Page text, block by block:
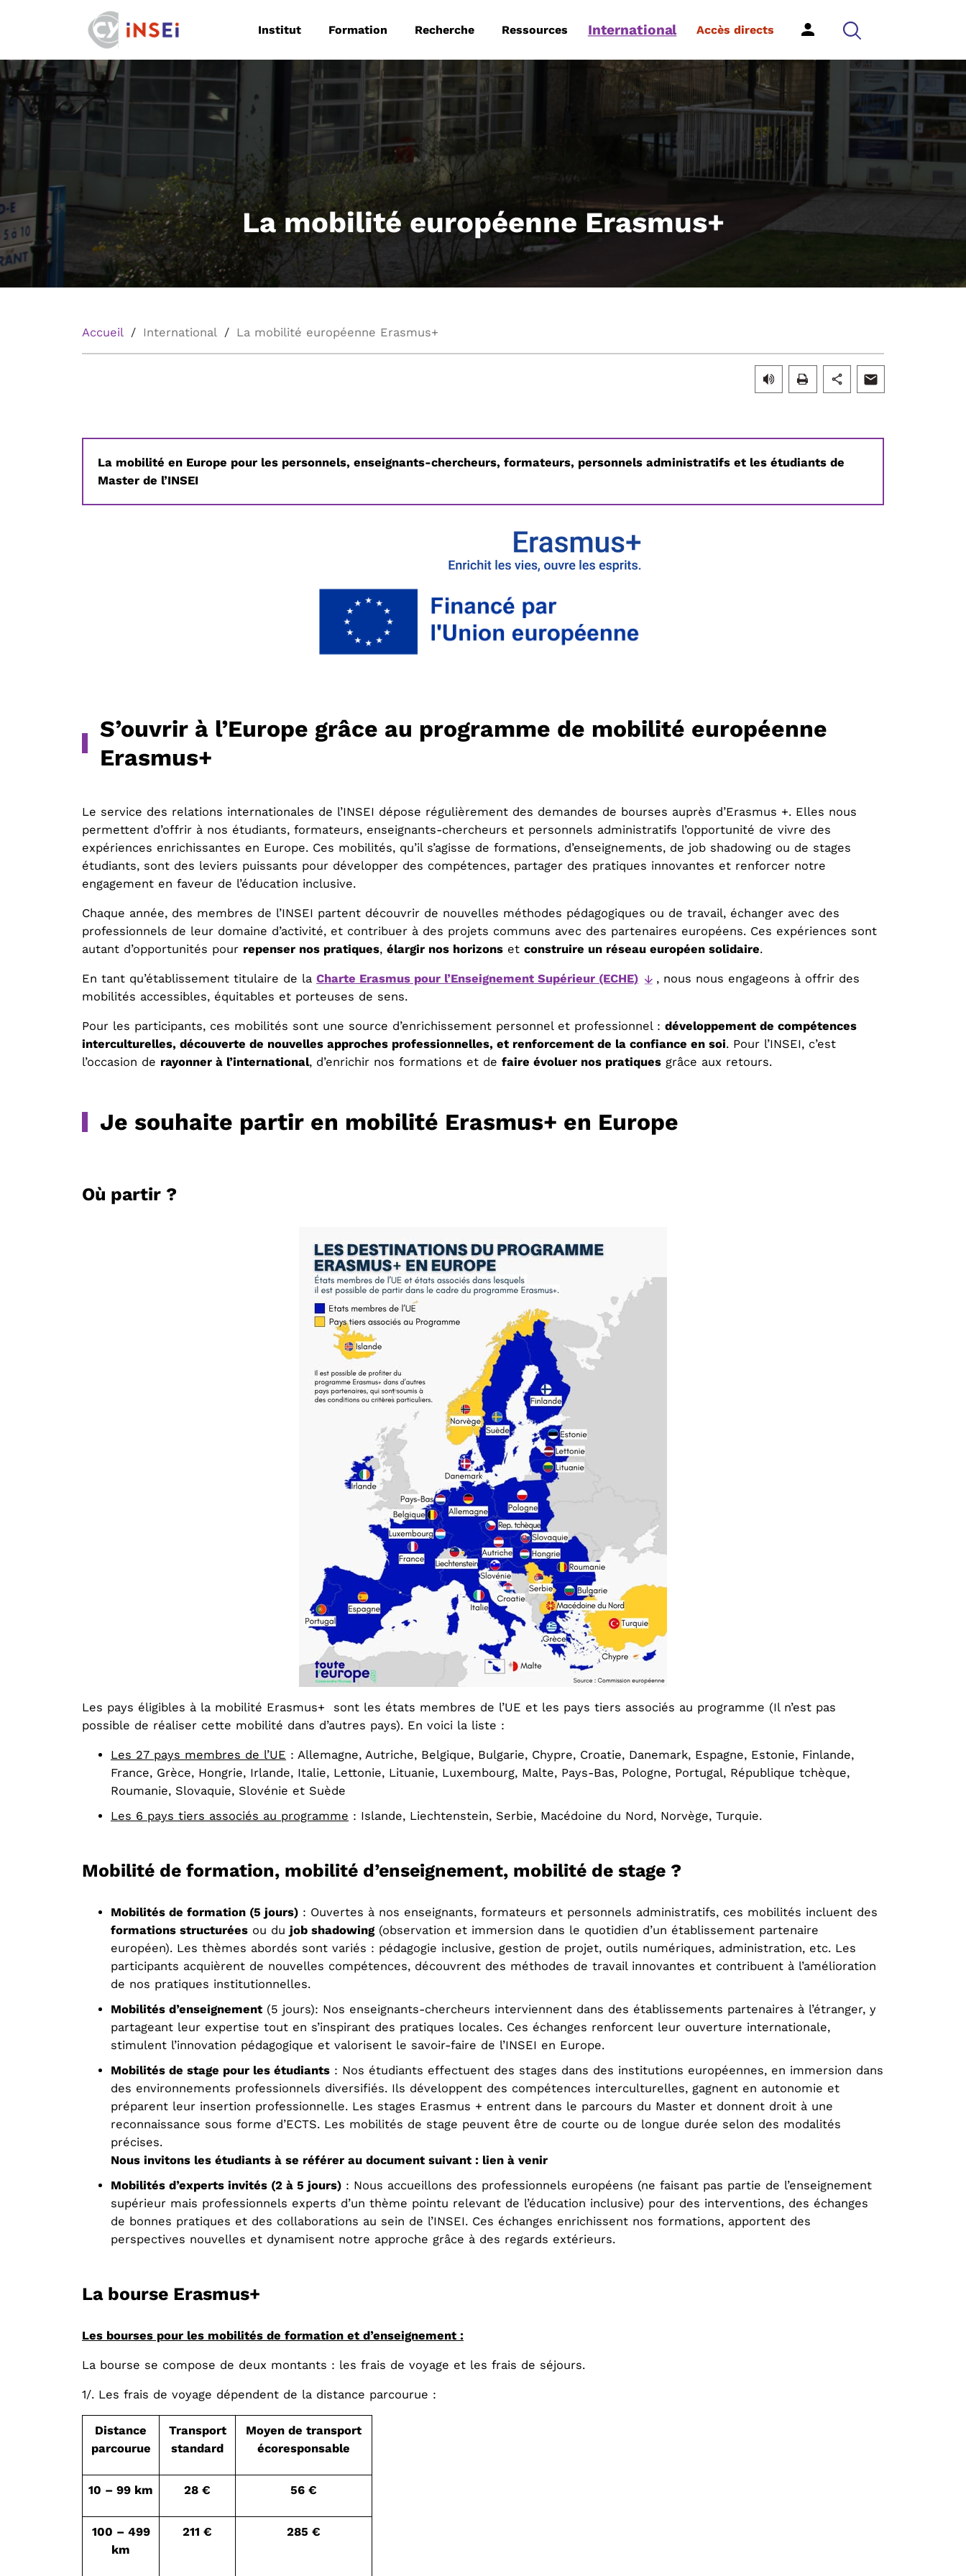
Institut Formation Recherche Ressources International Accès directs
La mobilité européenne Erasmus+
Accueil International La mobilité européenne Erasmus+
La mobilité en Europe pour les personnels, enseignants-chercheurs, formateurs, personnels administratifs et les étudiants de
Master de l’INSEI
S’ouvrir à l’Europe grâce au programme de mobilité européenne
Erasmus+
Le service des relations internationales de l’INSEI dépose régulièrement des demandes de bourses auprès d’Erasmus +. Elles nous
permettent d’offrir à nos étudiants, formateurs, enseignants-chercheurs et personnels administratifs l’opportunité de vivre des
expériences enrichissantes en Europe. Ces mobilités, qu’il s’agisse de formations, d’enseignements, de job shadowing ou de stages
étudiants, sont des leviers puissants pour développer des compétences, partager des pratiques innovantes et renforcer notre
engagement en faveur de l’éducation inclusive.
Chaque année, des membres de l’INSEI partent découvrir de nouvelles méthodes pédagogiques ou de travail, échanger avec des
professionnels de leur domaine d’activité, et contribuer à des projets communs avec des partenaires européens. Ces expériences sont
autant d’opportunités pour repenser nos pratiques, élargir nos horizons et construire un réseau européen solidaire.
En tant qu’établissement titulaire de la Charte Erasmus pour l’Enseignement Supérieur (ECHE)
, nous nous engageons à offrir des
mobilités accessibles, équitables et porteuses de sens.
Pour les participants, ces mobilités sont une source d’enrichissement personnel et professionnel : développement de compétences
interculturelles, découverte de nouvelles approches professionnelles, et renforcement de la confiance en soi. Pour l’INSEI, c’est
l’occasion de rayonner à l’international, d’enrichir nos formations et de faire évoluer nos pratiques grâce aux retours.
Je souhaite partir en mobilité Erasmus+ en Europe
Où partir ?
Les pays éligibles à la mobilité Erasmus+ sont les états membres de l’UE et les pays tiers associés au programme (Il n’est pas
possible de réaliser cette mobilité dans d’autres pays). En voici la liste :
Les 27 pays membres de l’UE : Allemagne, Autriche, Belgique, Bulgarie, Chypre, Croatie, Danemark, Espagne, Estonie, Finlande,
France, Grèce, Hongrie, Irlande, Italie, Lettonie, Lituanie, Luxembourg, Malte, Pays-Bas, Pologne, Portugal, République tchèque,
Roumanie, Slovaquie, Slovénie et Suède
Les 6 pays tiers associés au programme : Islande, Liechtenstein, Serbie, Macédoine du Nord, Norvège, Turquie.
Mobilité de formation, mobilité d’enseignement, mobilité de stage ?
Mobilités de formation (5 jours) : Ouvertes à nos enseignants, formateurs et personnels administratifs, ces mobilités incluent des
formations structurées ou du job shadowing(observation et immersion dans le quotidien d’un établissement partenaire
européen). Les thèmes abordés sont variés : pédagogie inclusive, gestion de projet, outils numériques, administration, etc. Les
participants acquièrent de nouvelles compétences, découvrent des méthodes de travail innovantes et contribuent à l’amélioration
de nos pratiques institutionnelles.
Mobilités d’enseignement (5 jours): Nos enseignants-chercheurs interviennent dans des établissements partenaires à l’étranger, y
partageant leur expertise tout en s’inspirant des pratiques locales. Ces échanges renforcent leur ouverture internationale,
stimulent l’innovation pédagogique et valorisent le savoir-faire de l’INSEI en Europe.
Mobilités de stage pour les étudiants : Nos étudiants effectuent des stages dans des institutions européennes, en immersion dans
des environnements professionnels diversifiés. Ils développent des compétences interculturelles, gagnent en autonomie et
préparent leur insertion professionnelle. Les stages Erasmus + entrent dans le parcours du Master et donnent droit à une
reconnaissance sous forme d’ECTS. Les mobilités de stage peuvent être de courte ou de longue durée selon des modalités
précises.
Nous invitons les étudiants à se référer au document suivant : lien à venir
Mobilités d’experts invités (2 à 5 jours) : Nous accueillons des professionnels européens (ne faisant pas partie de l’enseignement
supérieur mais professionnels experts d’un thème pointu relevant de l’éducation inclusive) pour des interventions, des échanges
de bonnes pratiques et des collaborations au sein de l’INSEI. Ces échanges enrichissent nos formations, apportent des
perspectives nouvelles et dynamisent notre approche grâce à des regards extérieurs.
La bourse Erasmus+
Les bourses pour les mobilités de formation et d’enseignement :
La bourse se compose de deux montants : les frais de voyage et les frais de séjours.
1/. Les frais de voyage dépendent de la distance parcourue :
Distance
parcourue
Transport
standard
Moyen de transport
écoresponsable
10 – 99 km 28 € 56 €
100 – 499
km
211 € 285 €